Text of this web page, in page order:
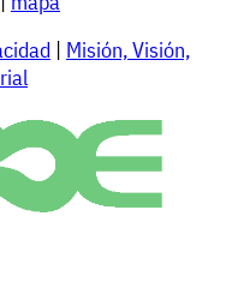
| Misión, Visión,